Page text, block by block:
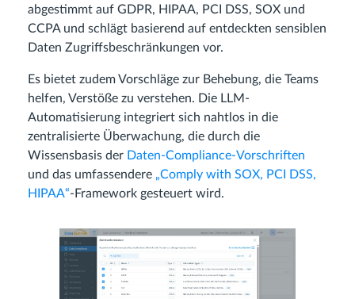
abgestimmt auf GDPR, HIPAA, PCI DSS, SOX und
CCPA und schlägt basierend auf entdeckten sensiblen
Daten Zugriffsbeschränkungen vor.
Es bietet zudem Vorschläge zur Behebung, die Teams
helfen, Verstöße zu verstehen. Die LLM-
Automatisierung integriert sich nahtlos in die
zentralisierte Überwachung, die durch die
Wissensbasis der Daten-Compliance-Vorschriften
und das umfassendere „Comply with SOX, PCI DSS,
HIPAA“-Framework gesteuert wird.